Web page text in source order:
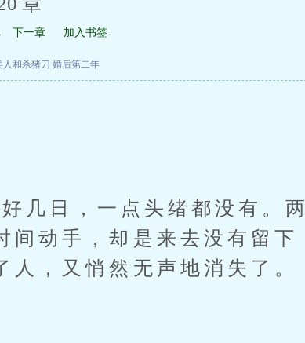
下一章 加入书签
人和杀猪刀 婚后第二年
几日，一点头绪都没有。两
间动手，却是来去没有留下
，又悄然无声地消失了。